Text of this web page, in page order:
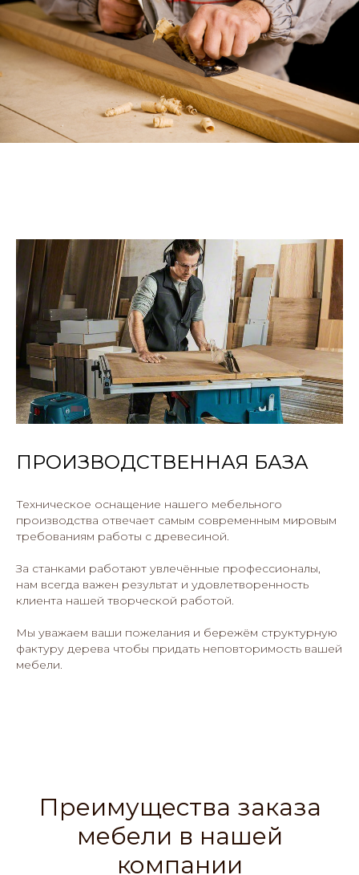
ПРОИЗВОДСТВЕННАЯ БАЗА
Техническое оснащение нашего мебельного
производства отвечает самым современным мировым
требованиям работы с древесиной.
За станками работают увлечённые профессионалы,
нам всегда важен результат и удовлетворенность
клиента нашей творческой работой.
Мы уважаем ваши пожелания и бережём структурную
фактуру дерева чтобы придать неповторимость вашей
мебели.
Преимущества заказа
мебели в нашей
компании